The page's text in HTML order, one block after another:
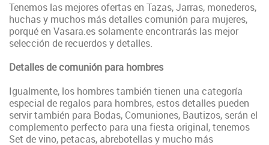
Tenemos las mejores ofertas en Tazas, Jarras, monederos,
huchas y muchos más detalles comunión para mujeres,
porqué en Vasara.es solamente encontrarás las mejor
selección de recuerdos y detalles.
Detalles de comunión para hombres
Igualmente, los hombres también tienen una categoría
especial de regalos para hombres, estos detalles pueden
servir también para Bodas, Comuniones, Bautizos, serán el
complemento perfecto para una fiesta original, tenemos
Set de vino, petacas, abrebotellas y mucho más